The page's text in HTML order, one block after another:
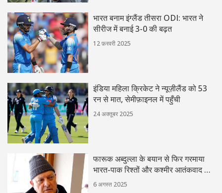
भारत बनाम इंग्लैंड तीसरा ODI: भारत ने
सीरीज में बनाई 3-0 की बढ़त
12 फ़रवरी 2025
इंडिया महिला क्रिकेट ने न्यूज़ीलैंड को 53
रन से मात, सेमीफ़ाइनल में पहुँची
24 अक्तूबर 2025
फारूक अब्दुल्ला के बयान से फिर गरमाया
भारत-पाक रिश्तों और कश्मीर आतंकवाद का
मुद्दा
6 अगस्त 2025